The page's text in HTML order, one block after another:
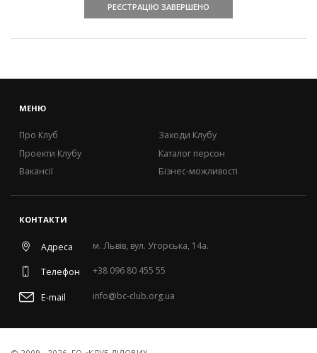
РЕЄСТРАЦІЮ ЗАВЕРШЕНО
МЕНЮ
Про Клуб
Проекти Клубу
Вакансії
Заходи Клубу
Каталог персон
Бізнес-можливості
КОНТАКТИ
Адреса м. Львів, вул. Угорська, 14а.
Телефон +38 096 80 455 55
E-mail info@bc-club.org.ua